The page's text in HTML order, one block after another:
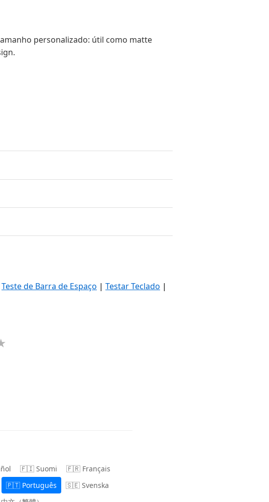
personalizado: útil como matte
Teste de Barra de Espaço | Testar Teclado |
🇫🇮 Suomi
🇫🇷 Français
🇵🇹 Português
🇸🇪 Svenska